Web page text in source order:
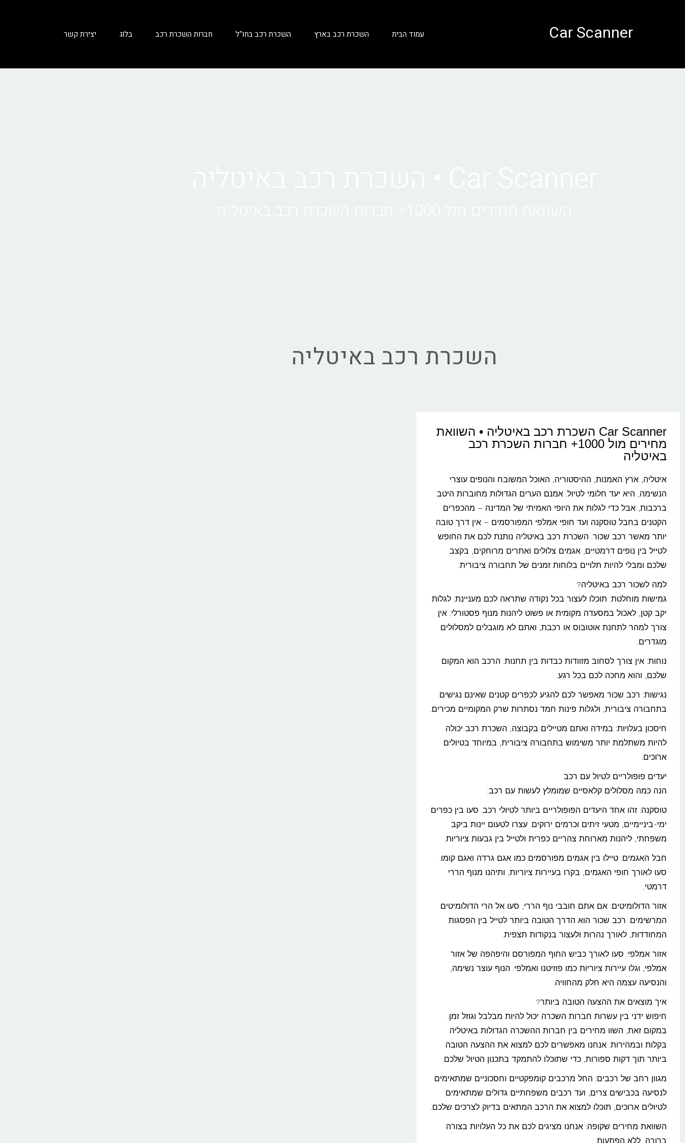
Car Scanner עמוד הבית השכרת רכב בארץ השכרת רכב בחו"ל חברות השכרת רכב בלוג יצירת קשר
השכרת רכב באיטליה
Car Scanner השכרת רכב באיטליה • השוואת
מחירים מול 1000+ חברות השכרת רכב
באיטליה
איטליה, ארץ האמנות, ההיסטוריה, האוכל המשובח והנופים עוצרי
הנשימה, היא יעד חלומי לטיול. אמנם הערים הגדולות מחוברות היטב
ברכבות, אבל כדי לגלות את היופי האמיתי של המדינה – מהכפרים
הקטנים בחבל טוסקנה ועד חופי אמלפי המפורסמים – אין דרך טובה
יותר מאשר רכב שכור. השכרת רכב באיטליה נותנת לכם את החופש
לטייל בין נופים דרמטיים, אגמים צלולים ואתרים מרוחקים, בקצב
שלכם ומבלי להיות תלויים בלוחות זמנים של תחבורה ציבורית.
למה לשכור רכב באיטליה?
גמישות מוחלטת: תוכלו לעצור בכל נקודה שתראה לכם מעניינת: לגלות
יקב קטן, לאכול במסעדה מקומית או פשוט ליהנות מנוף פסטורלי. אין
צורך למהר לתחנת אוטובוס או רכבת, ואתם לא מוגבלים למסלולים
מוגדרים.
נוחות: אין צורך לסחוב מזוודות כבדות בין תחנות. הרכב הוא המקום
שלכם, והוא מחכה לכם בכל רגע.
נגישות: רכב שכור מאפשר לכם להגיע לכפרים קטנים שאינם נגישים
בתחבורה ציבורית, ולגלות פינות חמד נסתרות שרק המקומיים מכירים.
חיסכון בעלויות: במידה ואתם מטיילים בקבוצה, השכרת רכב יכולה
להיות משתלמת יותר משימוש בתחבורה ציבורית, במיוחד בטיולים
ארוכים.
יעדים פופולריים לטיול עם רכב
הנה כמה מסלולים קלאסיים שמומלץ לעשות עם רכב:
טוסקנה: זהו אחד היעדים הפופולריים ביותר לטיולי רכב. סעו בין כפרים
ימי-ביניימיים, מטעי זיתים וכרמים ירוקים. עצרו לטעום יינות ביקב
משפחתי, ליהנות מארוחת צהריים כפרית ולטייל בין גבעות ציוריות.
חבל האגמים: טיילו בין אגמים מפורסמים כמו אגם גרדה ואגם קומו.
סעו לאורך חופי האגמים, בקרו בעיירות ציוריות, ותיהנו מנוף הררי
דרמטי.
אזור הדולומיטים: אם אתם חובבי נוף הררי, סעו אל הרי הדולומיטים
המרשימים. רכב שכור הוא הדרך הטובה ביותר לטייל בין הפסגות
המחודדות, לאורך נהרות ולעצור בנקודות תצפית.
אזור אמלפי: סעו לאורך כביש החוף המפורסם והיפהפה של אזור
אמלפי, וגלו עיירות ציוריות כמו פוזיטנו ואמלפי. הנוף עוצר נשימה,
והנסיעה עצמה היא חלק מהחוויה.
איך מוצאים את ההצעה הטובה ביותר?
חיפוש ידני בין עשרות חברות השכרה יכול להיות מבלבל וגוזל זמן.
במקום זאת, השוו מחירים בין חברות ההשכרה הגדולות באיטליה
בקלות ובמהירות. אנחנו מאפשרים לכם למצוא את ההצעה הטובה
ביותר תוך דקות ספורות, כדי שתוכלו להתמקד בתכנון הטיול שלכם.
מגוון רחב של רכבים: החל מרכבים קומפקטיים וחסכוניים שמתאימים
לנסיעה בכבישים צרים, ועד רכבים משפחתיים גדולים שמתאימים
לטיולים ארוכים, תוכלו למצוא את הרכב המתאים בדיוק לצרכים שלכם.
השוואת מחירים שקופה: אנחנו מציגים לכם את כל העלויות בצורה
ברורה, ללא הפתעות.